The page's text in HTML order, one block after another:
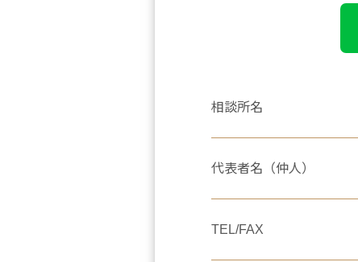
相談所名
代表者名（仲人）
TEL/FAX